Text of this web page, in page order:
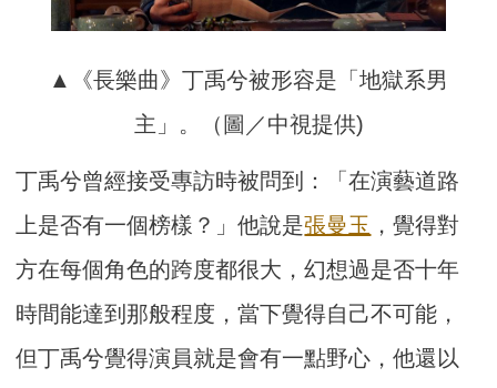
▲《長樂曲》丁禹兮被形容是「地獄系男
主」。（圖／中視提供)
丁禹兮曾經接受專訪時被問到：「在演藝道路
上是否有一個榜樣？」他說是張曼玉 ，覺得對
方在每個角色的跨度都很大，幻想過是否十年
時間能達到那般程度，當下覺得自己不可能，
但丁禹兮覺得演員就是會有一點野心，他還以